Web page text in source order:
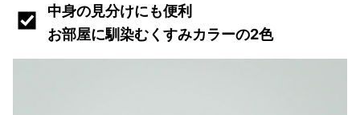
中身の見分けにも便利
お部屋に馴染むくすみカラーの2色